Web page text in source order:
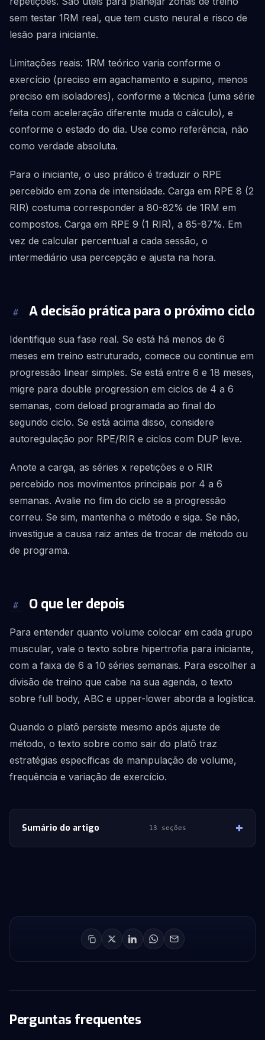
sem testar 1RM real, que tem custo neural e risco de
lesão para iniciante.
Limitações reais: 1RM teórico varia conforme o
exercício (preciso em agachamento e supino, menos
preciso em isoladores), conforme a técnica (uma série
feita com aceleração diferente muda o cálculo), e
conforme o estado do dia. Use como referência, não
como verdade absoluta.
Para o iniciante, o uso prático é traduzir o RPE
percebido em zona de intensidade. Carga em RPE 8 (2
RIR) costuma corresponder a 80-82% de 1RM em
compostos. Carga em RPE 9 (1 RIR), a 85-87%. Em
vez de calcular percentual a cada sessão, o
intermediário usa percepção e ajusta na hora.
# A decisão prática para o próximo ciclo
Identifique sua fase real. Se está há menos de 6
meses em treino estruturado, comece ou continue em
progressão linear simples. Se está entre 6 e 18 meses,
migre para double progression em ciclos de 4 a 6
semanas, com deload programada ao final do
segundo ciclo. Se está acima disso, considere
autoregulação por RPE/RIR e ciclos com DUP leve.
Anote a carga, as séries x repetições e o RIR
percebido nos movimentos principais por 4 a 6
semanas. Avalie no fim do ciclo se a progressão
correu. Se sim, mantenha o método e siga. Se não,
investigue a causa raiz antes de trocar de método ou
de programa.
# O que ler depois
Para entender quanto volume colocar em cada grupo
muscular, vale o texto sobre hipertrofia para iniciante,
com a faixa de 6 a 10 séries semanais. Para escolher a
divisão de treino que cabe na sua agenda, o texto
sobre full body, ABC e upper-lower aborda a logística.
Quando o platô persiste mesmo após ajuste de
método, o texto sobre como sair do platô traz
estratégias específicas de manipulação de volume,
frequência e variação de exercício.
Sumário do artigo 13 seções
Perguntas frequentes